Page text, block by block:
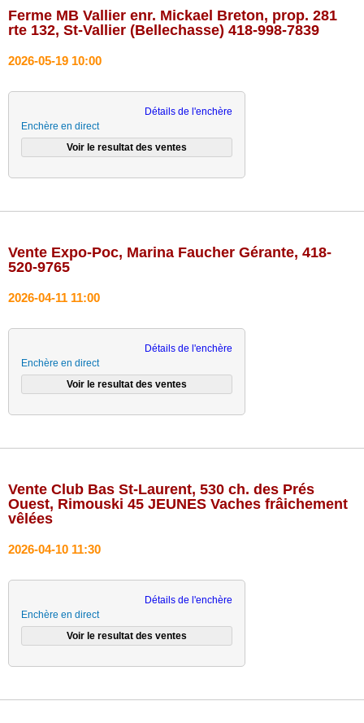
Ferme MB Vallier enr. Mickael Breton, prop. 281
rte 132, St-Vallier (Bellechasse) 418-998-7839
2026-05-19 10:00
Détails de l'enchère
Enchère en direct
Vente Expo-Poc, Marina Faucher Gérante, 418-
520-9765
2026-04-11 11:00
Détails de l'enchère
Enchère en direct
Vente Club Bas St-Laurent, 530 ch. des Prés
Ouest, Rimouski 45 JEUNES Vaches frâichement
vêlées
2026-04-10 11:30
Détails de l'enchère
Enchère en direct